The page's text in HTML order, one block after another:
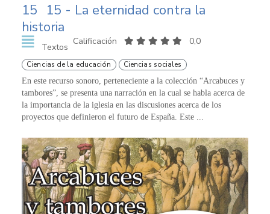
15 15 - La eternidad contra la
historia
Textos
Calificación 0,0
Ciencias de la educación Ciencias sociales
En este recurso sonoro, perteneciente a la colección “Arcabuces y
tambores”, se presenta una narración en la cual se habla acerca de
la importancia de la iglesia en las discusiones acerca de los
proyectos que definieron el futuro de España. Este ...